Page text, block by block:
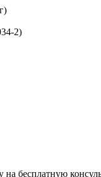
2)
на бесплатную